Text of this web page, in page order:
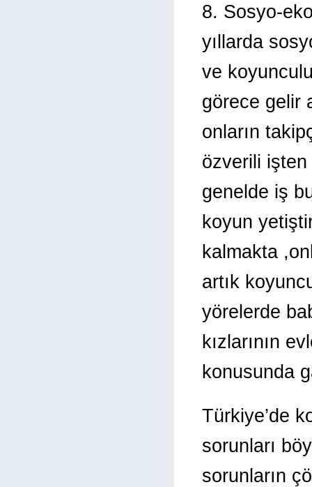
8. Sosyo-
yıllarda
ve
görece gelir
onların
özverili işten
genelde iş
koyun
kalmakta
artık
yörelerde
kızlarının
konusunda
Türkiye’de
sorunları
sorunların